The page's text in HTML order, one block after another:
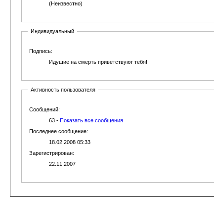
(Неизвестно)
Индивидуальный
Подпись:
Идушие на смерть приветствуют тебя!
Активность пользователя
Сообщений:
63 - Показать все сообщения
Последнее сообщение:
18.02.2008 05:33
Зарегистрирован:
22.11.2007